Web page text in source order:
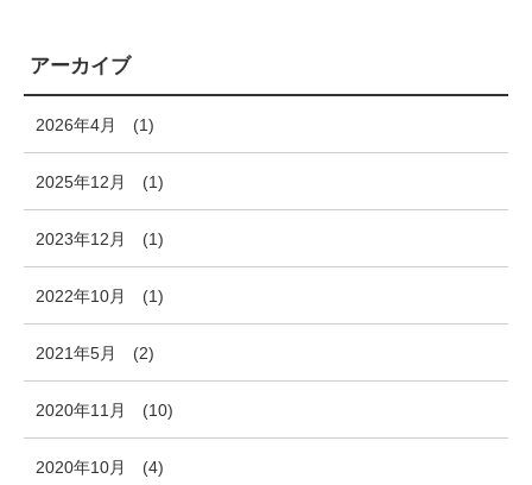
アーカイブ
2026年4月 (1)
2025年12月 (1)
2023年12月 (1)
2022年10月 (1)
2021年5月 (2)
2020年11月 (10)
2020年10月 (4)